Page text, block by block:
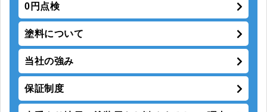
0円点検
塗料について
当社の強み
保証制度